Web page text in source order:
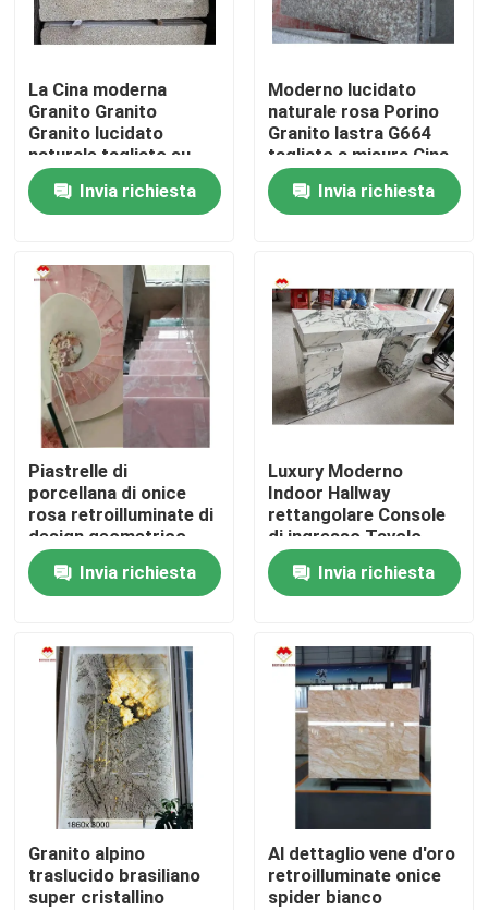
Casa.
Prodotti
Su di noi
Visita alla fabbrica
Controllo della qualità
Notizie
Casi
Chiedi un preventivo
Lastre di pietra del granito
La Cina moderna
Granito Granito
Granito lucidato
naturale tagliato su
misura Cina rosa
porno rosa Granito
Invia richiesta
Moderno lucidato
naturale rosa Porino
Granito lastra G664
tagliato a misura Cina
rosa porno Rosa
PrezziInvia richiesta
Piastrelle di
porcellana di onice
rosa retroilluminate di
design geometrico
piastrelle di tavolo
rosa chiaro prezzo
all'ingrosso scale di
Invia richiesta
Luxury Moderno
Indoor Hallway
rettangolare Console
di ingresso Tavolo
Marmo Polacco Italia
Arabescato Marmo
Piano di supporto
Invia richiesta
Granito alpino
traslucido brasiliano
super cristallino
Al dettaglio vene d'oro
retroilluminate onice
spider bianco